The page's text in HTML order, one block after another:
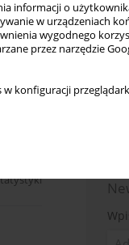
informacji o
w urządzeniach
wygodnego
przez narzędzie
konfiguracji
Statystyki